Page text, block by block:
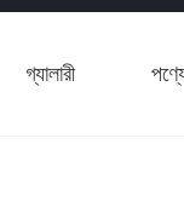
গ্যালারী